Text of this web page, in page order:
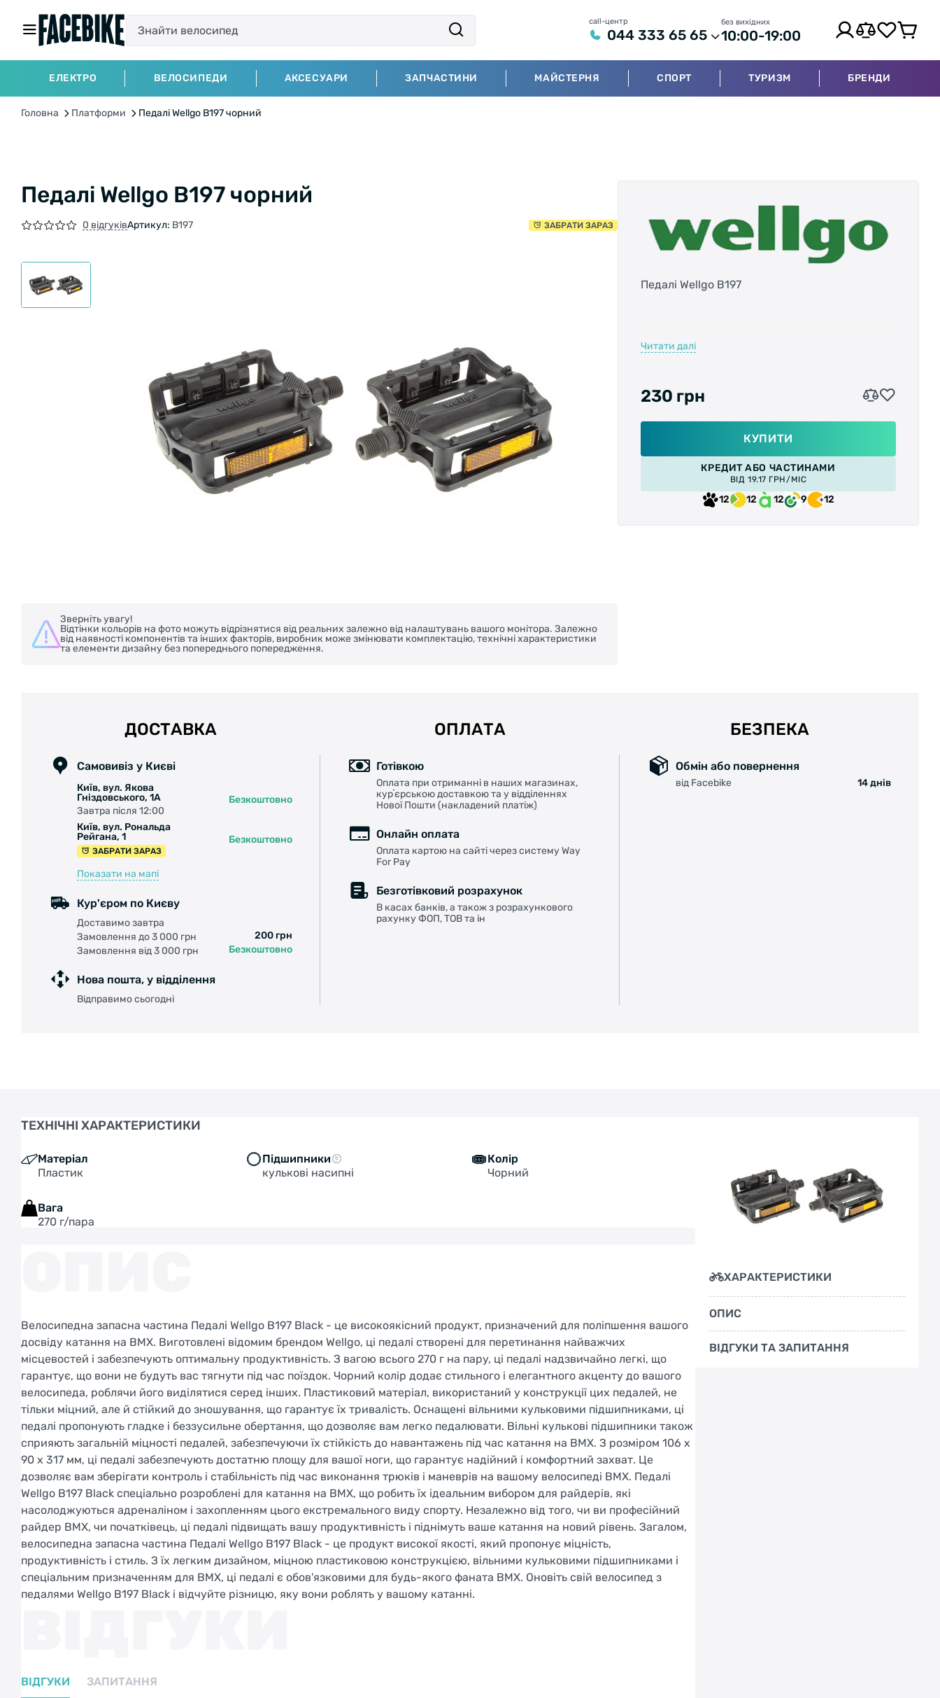
call-центр
044 333 65 65
без вихідних
10:00-19:00
ЕЛЕКТРО ВЕЛОСИПЕДИ АКСЕСУАРИ ЗАПЧАСТИНИ МАЙСТЕРНЯ СПОРТ ТУРИЗМ БРЕНДИ
Головна Платформи Педалі Wellgo B197 чорний
Педалі Wellgo B197 чорний
0 відгуківАртикул: B197 ЗАБРАТИ ЗАРАЗ
Зверніть увагу!
Відтінки кольорів на фото можуть відрізнятися від реальних залежно від налаштувань вашого монітора. Залежно
від наявності компонентів та інших факторів, виробник може змінювати комплектацію, технічні характеристики
та елементи дизайну без попереднього попередження.
Педалі Wellgo B197
Характеристики:
• Розміри: 106 х 90 х 31.7 мм;
• Матеріал корпусу: пластик;
• Матеріал осі: Cr-Mo;
Читати далі
230 грн
КУПИТИ
КРЕДИТ АБО ЧАСТИНАМИ
ВІД 19.17 ГРН/МІС
12 12 12 9 12
ДОСТАВКА
Самовивіз у Києві
Київ, вул. Якова
Гніздовського, 1А
Завтра після 12:00
Безкоштовно
Київ, вул. Рональда
Рейгана, 1
ЗАБРАТИ ЗАРАЗ
Безкоштовно
Показати на мапі
Кур'єром по Києву
Доставимо завтра
Замовлення до 3 000 грн
200 грн
Замовлення від 3 000 грн
Безкоштовно
Нова пошта, у відділення
Відправимо сьогодні
ОПЛАТА
Готівкою
Оплата при отриманні в наших магазинах,
курʼєрською доставкою та у відділеннях
Нової Пошти (накладений платіж)
Онлайн оплата
Оплата картою на сайті через систему Way
For Pay
Безготівковий розрахунок
В касах банків, а також з розрахункового
рахунку ФОП, ТОВ та ін
БЕЗПЕКА
Обмін або повернення
від Facebike 14 днів
ТЕХНІЧНІ ХАРАКТЕРИСТИКИ
Матеріал
Пластик
Підшипники
кулькові насипні
Колір
Чорний
Вага
270 г/пара
Велосипедна запасна частина Педалі Wellgo B197 Black - це високоякісний продукт, призначений для поліпшення вашого
досвіду катання на BMX. Виготовлені відомим брендом Wellgo, ці педалі створені для перетинання найважчих
місцевостей і забезпечують оптимальну продуктивність. З вагою всього 270 г на пару, ці педалі надзвичайно легкі, що
гарантує, що вони не будуть вас тягнути під час поїздок. Чорний колір додає стильного і елегантного акценту до вашого
велосипеда, роблячи його виділятися серед інших. Пластиковий матеріал, використаний у конструкції цих педалей, не
тільки міцний, але й стійкий до зношування, що гарантує їх тривалість. Оснащені вільними кульковими підшипниками, ці
педалі пропонують гладке і беззусильне обертання, що дозволяє вам легко педалювати. Вільні кулькові підшипники також
сприяють загальній міцності педалей, забезпечуючи їх стійкість до навантажень під час катання на BMX. З розміром 106 x
90 x 317 мм, ці педалі забезпечують достатню площу для вашої ноги, що гарантує надійний і комфортний захват. Це
дозволяє вам зберігати контроль і стабільність під час виконання трюків і маневрів на вашому велосипеді BMX. Педалі
Wellgo B197 Black спеціально розроблені для катання на BMX, що робить їх ідеальним вибором для райдерів, які
насолоджуються адреналіном і захопленням цього екстремального виду спорту. Незалежно від того, чи ви професійний
райдер BMX, чи початківець, ці педалі підвищать вашу продуктивність і піднімуть ваше катання на новий рівень. Загалом,
велосипедна запасна частина Педалі Wellgo B197 Black - це продукт високої якості, який пропонує міцність,
продуктивність і стиль. З їх легким дизайном, міцною пластиковою конструкцією, вільними кульковими підшипниками і
спеціальним призначенням для BMX, ці педалі є обов'язковими для будь-якого фаната BMX. Оновіть свій велосипед з
педалями Wellgo B197 Black і відчуйте різницю, яку вони роблять у вашому катанні.
ВІДГУКИ ЗАПИТАННЯ
ХАРАКТЕРИСТИКИ
ОПИС
ВІДГУКИ ТА ЗАПИТАННЯ
Welcome!
Do you want to switch to the Dutch version of the site or
stay on the Ukrainian version?
SWITCH TO FACEBIKE.NL
STAY ON FACEBIKE.UA